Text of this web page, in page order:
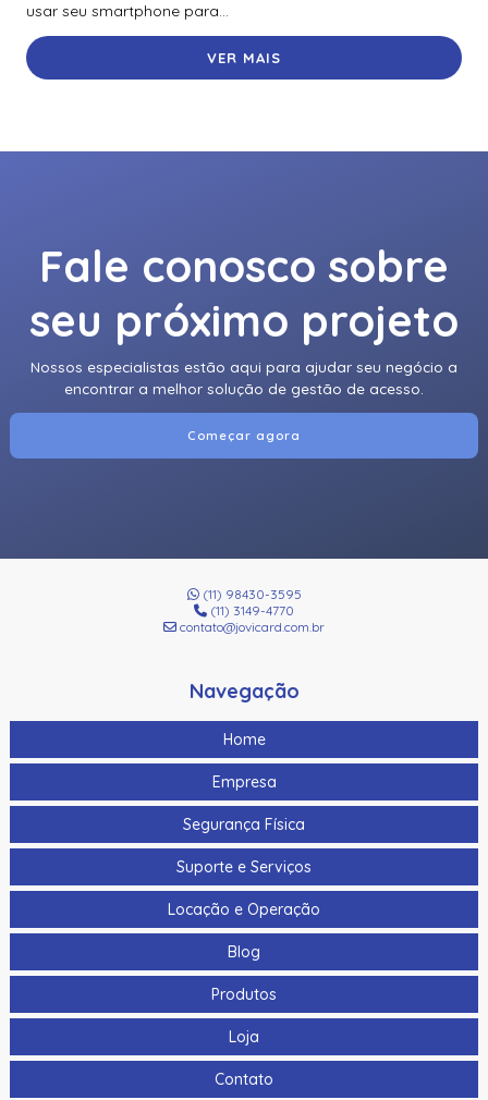
usar seu smartphone para...
VER MAIS
Fale conosco sobre
seu próximo projeto
Nossos especialistas estão aqui para ajudar seu negócio a
encontrar a melhor solução de gestão de acesso.
Começar agora
(11) 98430-3595
(11) 3149-4770
contato@jovicard.com.br
Navegação
Home
Empresa
Segurança Física
Suporte e Serviços
Locação e Operação
Blog
Produtos
Loja
Contato